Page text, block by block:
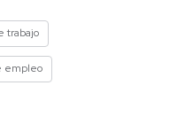
trabajo
empleo